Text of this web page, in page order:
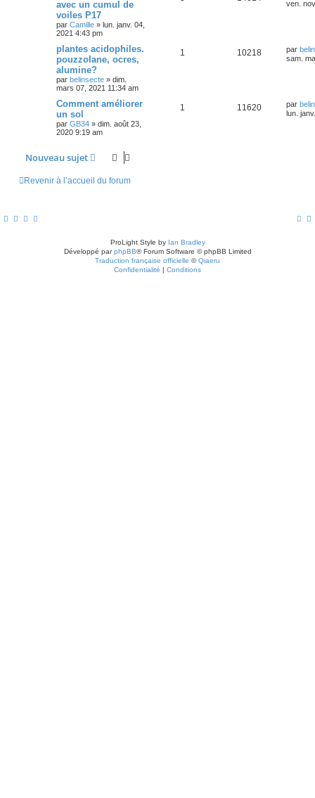
avec un cumul de
voiles P17
par Camille » lun. janv. 04,
2021 4:43 pm
ven.
plantes acidophiles.
pouzzolane, ocres,
alumine?
par belinsecte » dim.
mars 07, 2021 11:34 am
1 10218 par
sam.
Comment améliorer
un sol
par GB34 » dim. août 23,
2020 9:19 am
1 11620 par
lun.
Nouveau sujet
Revenir à l’accueil du forum
ProLight Style by Ian Bradley
Développé parphpBB® Forum Software © phpBB Limited
Traduction française officielle ©Qiaeru
Confidentialité | Conditions